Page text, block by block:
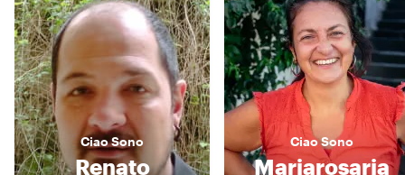
CiaoSono
Renato
CiaoSono
Mariarosaria